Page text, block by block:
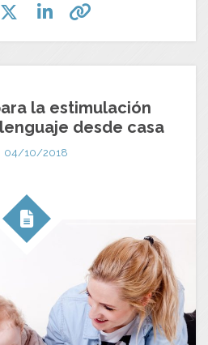
la estimulación
desde casa
04/10/2018